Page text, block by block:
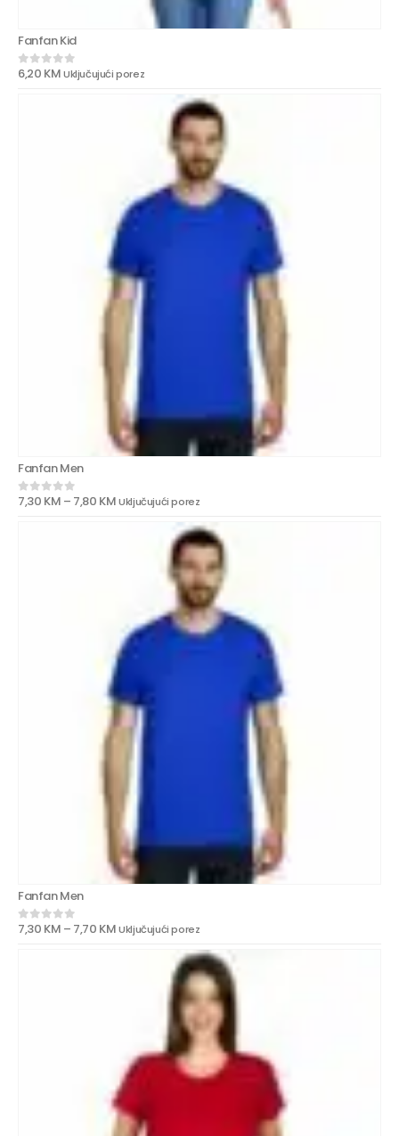
Fanfan Kid
0out of 5
6,20 KMUključujući porez
Fanfan Men
0 out of 5
7,30 KM – 7,80 KMUključujući porez
Fanfan Men
0 out of 5
7,30 KM – 7,70 KMUključujući porez